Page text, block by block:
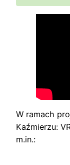
W ramach
Kaźmierzu:
m.in.: